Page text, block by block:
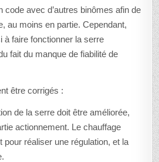
code avec d’autres binômes afin de
au moins en partie. Cependant,
à faire fonctionner la serre
fait du manque de fiabilité de
être corrigés :
de la serre doit être améliorée,
actionnement. Le chauffage
pour réaliser une régulation, et la